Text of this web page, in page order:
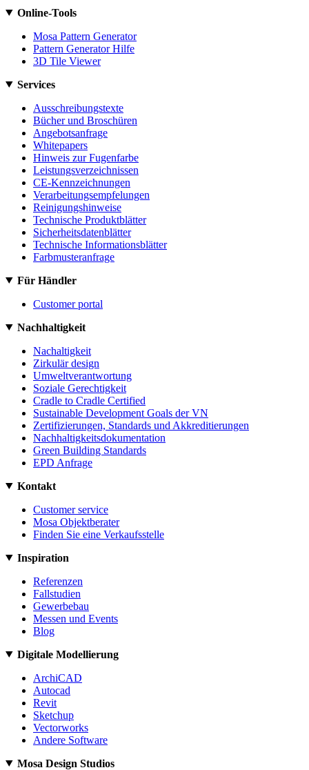
Online-Tools
Mosa Pattern Generator
Pattern Generator Hilfe
3D Tile Viewer
Services
Ausschreibungstexte
Bücher und Broschüren
Angebotsanfrage
Whitepapers
Hinweis zur Fugenfarbe
Leistungsverzeichnissen
CE-Kennzeichnungen
Verarbeitungsempfelungen
Reinigungshinweise
Technische Produktblätter
Sicherheitsdatenblätter
Technische Informationsblätter
Farbmusteranfrage
Für Händler
Customer portal
Nachhaltigkeit
Nachaltigkeit
Zirkulär design
Umweltverantwortung
Soziale Gerechtigkeit
Cradle to Cradle Certified
Sustainable Development Goals der VN
Zertifizierungen, Standards und Akkreditierungen
Nachhaltigkeitsdokumentation
Green Building Standards
EPD Anfrage
Kontakt
Customer service
Mosa Objektberater
Finden Sie eine Verkaufsstelle
Inspiration
Referenzen
Fallstudien
Gewerbebau
Messen und Events
Blog
Digitale Modellierung
ArchiCAD
Autocad
Revit
Sketchup
Vectorworks
Andere Software
Mosa Design Studios